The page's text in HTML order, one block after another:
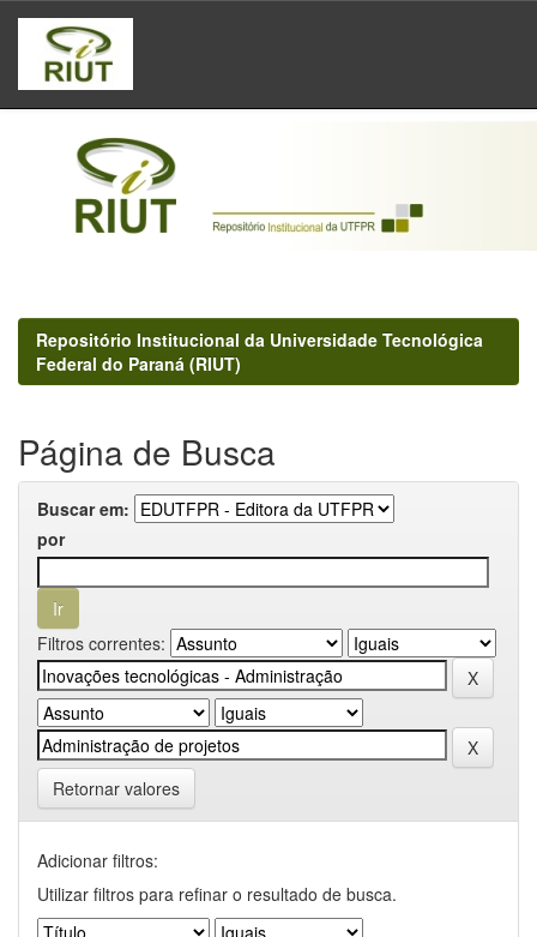
Skip
navigation
Repositório Institucional da Universidade Tecnológica
Federal do Paraná (RIUT)
Página de Busca
Buscar em:
por
Filtros correntes:
Retornar valores
Adicionar filtros:
Utilizar filtros para refinar o resultado de busca.